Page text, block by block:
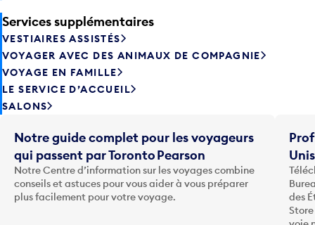
Services supplémentaires
VESTIAIRES ASSISTÉS
VOYAGER AVEC DES ANIMAUX DE COMPAGNIE
VOYAGE EN FAMILLE
LE SERVICE D’ACCUEIL
SALONS
Notre guide complet pour les voyageurs
qui passent par Toronto Pearson
Notre Centre d’information sur les voyages combine
conseils et astuces pour vous aider à vous préparer
plus facilement pour votre voyage.
des